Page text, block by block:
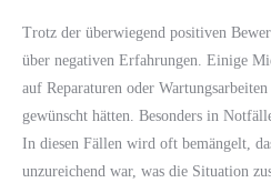
Trotz der überwiegend positiven
über negativen Erfahrungen. Einige
auf Reparaturen oder
gewünscht hätten. Besonders in
In diesen Fällen wird oft bemängelt,
unzureichend war, was die Situation